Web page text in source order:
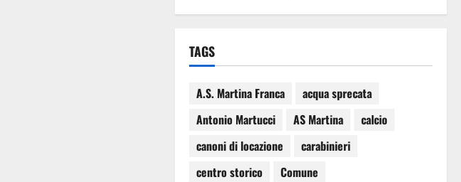
TAGS
A.S. Martina Franca
acqua sprecata
Antonio Martucci
AS Martina
calcio
canoni di locazione
carabinieri
centro storico
Comune